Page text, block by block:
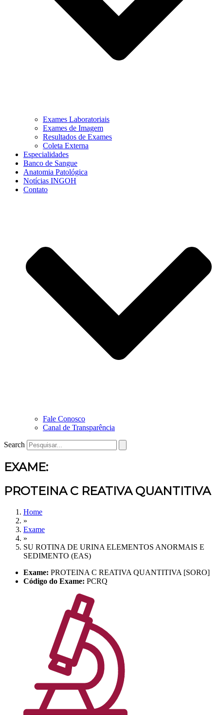
Exames Laboratoriais
Exames de Imagem
Resultados de Exames
Coleta Externa
Especialidades
Banco de Sangue
Anatomia Patológica
Notícias INGOH
Contato
Fale Conosco
Canal de Transparência
Search
EXAME:
PROTEINA C REATIVA QUANTITIVA
Home
»
Exame
»
SU ROTINA DE URINA ELEMENTOS ANORMAIS E
SEDIMENTO (EAS)
Exame: PROTEINA C REATIVA QUANTITIVA [SORO]
Código do Exame: PCRQ